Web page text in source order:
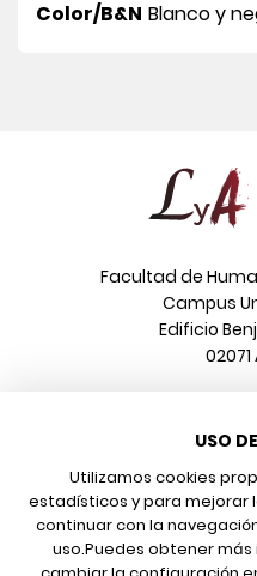
Color/B&N Blanco y
Facultad de
Campus
Edificio
967
Correo
© 2026 UCLM, Grupo
USO
Utilizamos cookies
estadísticos y para mejorar
continuar con la
uso.Puedes obtener